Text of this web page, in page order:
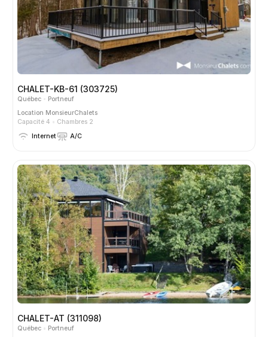
CHALET-KB-61 (303725)
Québec
Portneuf
Location MonsieurChalets
Capacité 4
Chambres 2
Internet
A/C
CHALET-AT (311098)
Québec
Portneuf